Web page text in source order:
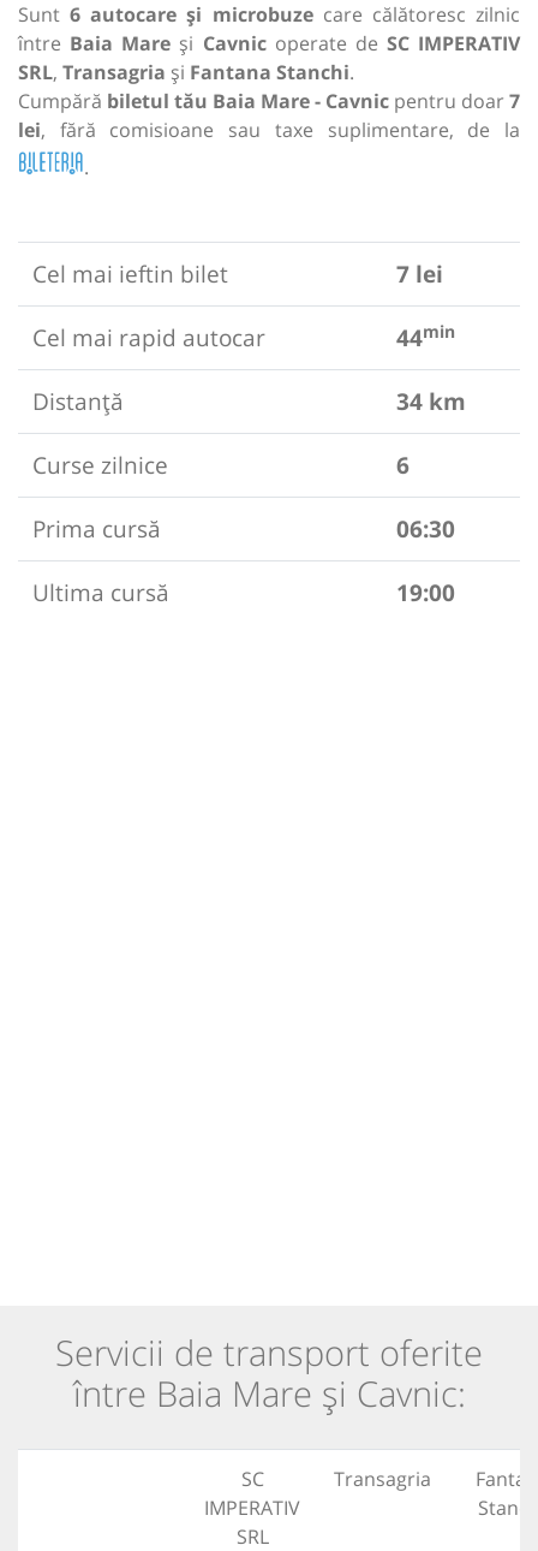
Sunt6 autocare și microbuzecare călătoresc zilnic
între Baia Mare și Cavnicoperate de SC IMPERATIV
SRL, Transagria și Fantana Stanchi.
Cumpără biletul tău Baia Mare - Cavnic pentru doar7
lei, fără comisioane sau taxe suplimentare, de la
.
Cel mai ieftin bilet
7 lei
Cel mai rapid autocar
44min
Distanță
34 km
Curse zilnice
6
Prima cursă
06:30
Ultima cursă
19:00
Servicii de transport oferite
între Baia Mare și Cavnic:
SC
IMPERATIV
SRL
Transagria